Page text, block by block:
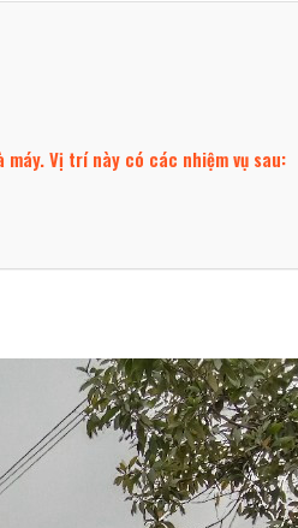
Vị trí này có các nhiệm vụ sau: